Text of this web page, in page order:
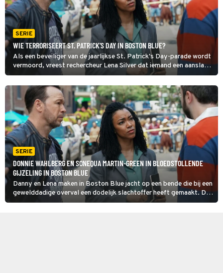
SERIE
WIE TERRORISEERT ST. PATRICK'S DAY IN BOSTON BLUE?
Als een beveiliger van de jaarlijkse St. Patrick's Day-parade wordt
vermoord, vreest rechercheur Lena Silver dat iemand een aanslag
wil plegen. Samen met Danny Reagan onderzoekt ze in Boston
Blue uit welke hoek de dreiging komt.
SERIE
DONNIE WAHLBERG EN SONEQUA MARTIN-GREEN IN BLOEDSTOLLENDE
GIJZELING IN BOSTON BLUE
Danny en Lena maken in Boston Blue jacht op een bende die bij een
gewelddadige overval een dodelijk slachtoffer heeft gemaakt. Dan
gijzelen de daders een restaurant, waar op dat moment